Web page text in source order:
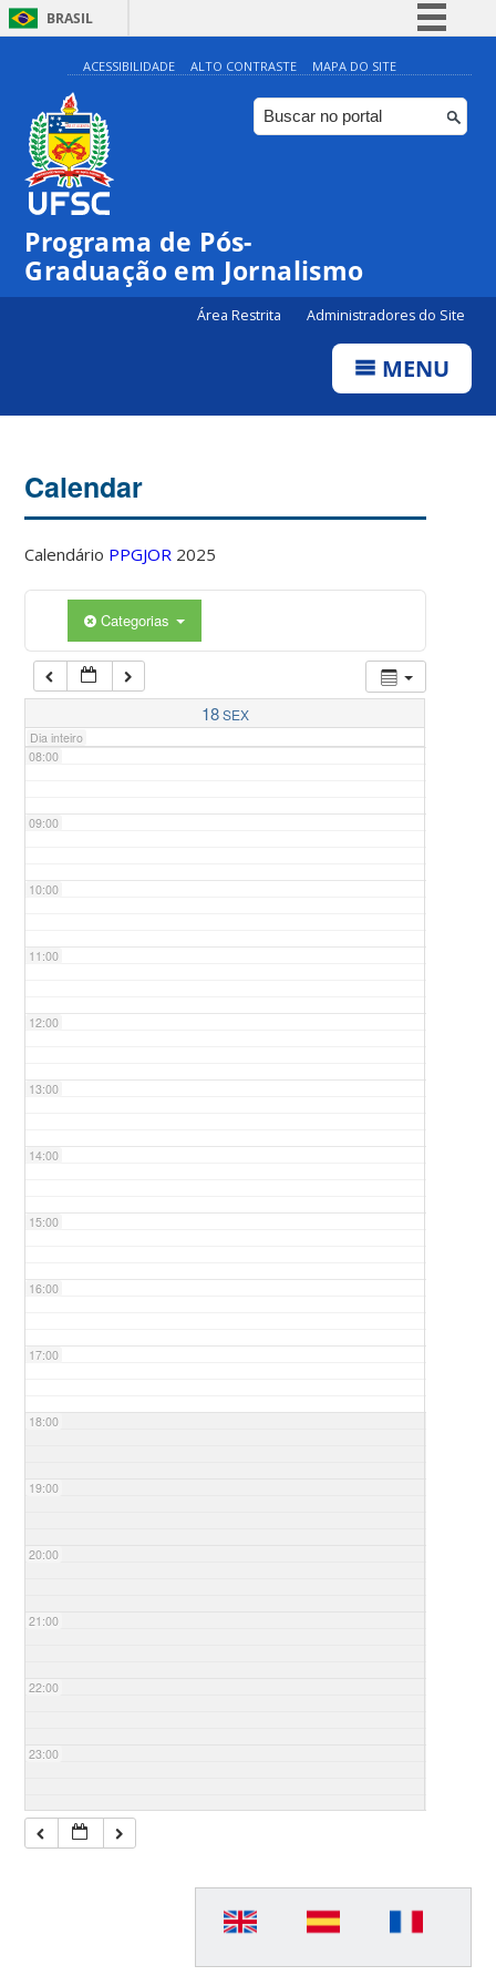
BRASIL
Simplifique!
Comunica BR
Participe
ACESSIBILIDADE ALTO CONTRASTE MAPA DO SITE
Programa de Pós-
Graduação em Jornalismo
Área Restrita Administradores do Site
MENU
Calendar
Calendário PPGJOR 2025
Categorias
18SEX
Dia inteiro
04:00
05:00
07:00
08:00
09:00
10:00
11:00
12:00
13:00
14:00
15:00
16:00
17:00
18:00
19:00
20:00
21:00
22:00
23:00